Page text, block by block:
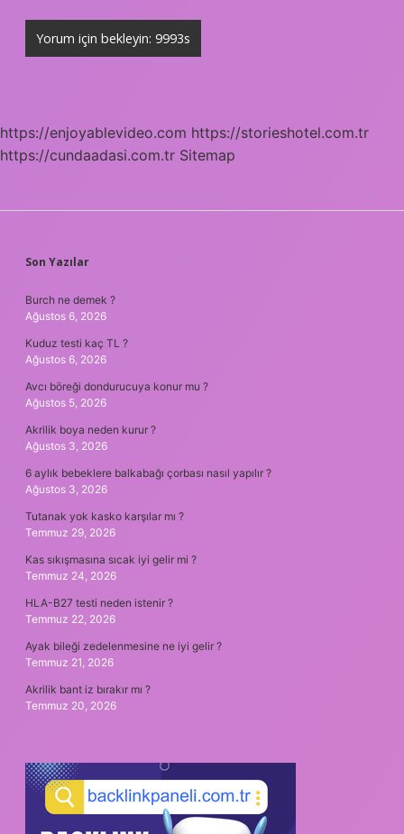
https://enjoyablevideo.com https://storieshotel.com.tr
https://cundaadasi.com.tr Sitemap
SIDEBAR
Son Yazılar
Burch ne demek ?
Ağustos 6, 2026
Kuduz testi kaç TL ?
Ağustos 6, 2026
Avcı böreği dondurucuya konur mu ?
Ağustos 5, 2026
Akrilik boya neden kurur ?
Ağustos 3, 2026
6 aylık bebeklere balkabağı çorbası nasıl yapılır ?
Ağustos 3, 2026
Tutanak yok kasko karşılar mı ?
Temmuz 29, 2026
Kas sıkışmasına sıcak iyi gelir mi ?
Temmuz 24, 2026
HLA-B27 testi neden istenir ?
Temmuz 22, 2026
Ayak bileği zedelenmesine ne iyi gelir ?
Temmuz 21, 2026
Akrilik bant iz bırakır mı ?
Temmuz 20, 2026